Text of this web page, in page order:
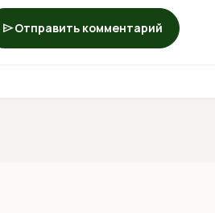
sendОтправить комментарий